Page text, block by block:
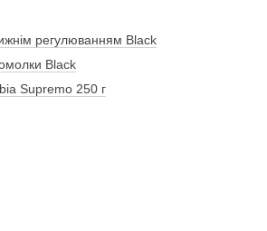
регулюванням Black
Black
Supremo 250 г